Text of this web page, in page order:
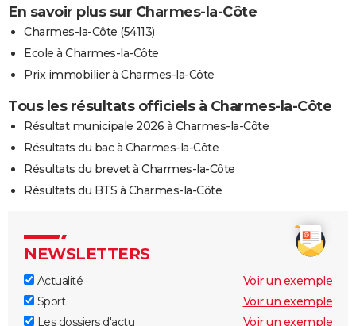
En savoir plus sur Charmes-la-Côte
Charmes-la-Côte (54113)
Ecole à Charmes-la-Côte
Prix immobilier à Charmes-la-Côte
Tous les résultats officiels à Charmes-la-Côte
Résultat municipale 2026 à Charmes-la-Côte
Résultats du bac à Charmes-la-Côte
Résultats du brevet à Charmes-la-Côte
Résultats du BTS à Charmes-la-Côte
NEWSLETTERS
Actualité
Voir un exemple
Sport
Voir un exemple
Les dossiers d'actu
Voir un exemple